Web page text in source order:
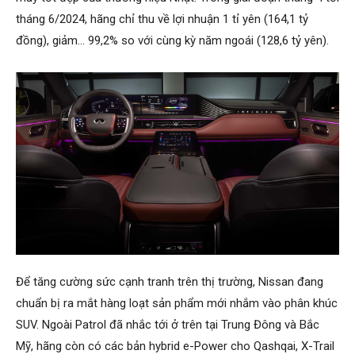
tháng 6/2024, hãng chỉ thu về lợi nhuận 1 tỉ yên (164,1 tỷ
đồng), giảm… 99,2% so với cùng kỳ năm ngoái (128,6 tỷ yên).
Để tăng cường sức cạnh tranh trên thị trường, Nissan đang
chuẩn bị ra mắt hàng loạt sản phẩm mới nhắm vào phân khúc
SUV. Ngoài Patrol đã nhắc tới ở trên tại Trung Đông và Bắc
Mỹ, hãng còn có các bản hybrid e-Power cho Qashqai, X-Trail